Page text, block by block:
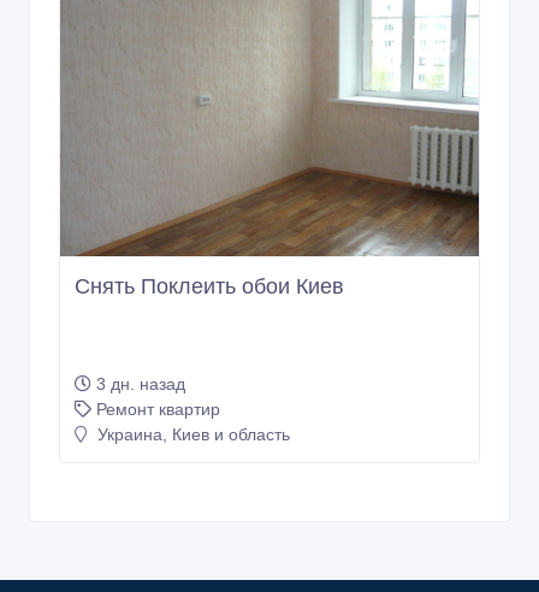
Снять Поклеить обои Киев
3 дн. назад
Ремонт квартир
Украина, Киев и область